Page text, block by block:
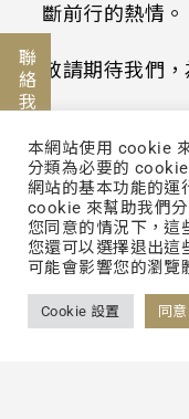
聯絡我們
斷前行的熱情。
敬請期待我們
本網站使用 cookie
分類為必要的
網站的基本功能的運
cookie 來幫助我們
您同意的情況下，這
您還可以選擇退出
可能會影響您的瀏覽
Cookie 設置 同意